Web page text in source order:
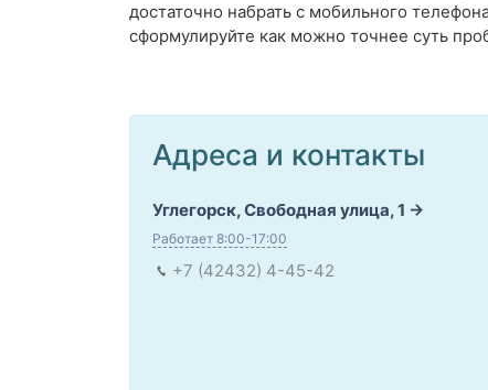
достаточно набрать с мобильного
сформулируйте как можно точнее суть
Адреса и контакты
Углегорск, Свободная улица, 1
Работает 8:00-17:00
+7 (42432) 4-45-42